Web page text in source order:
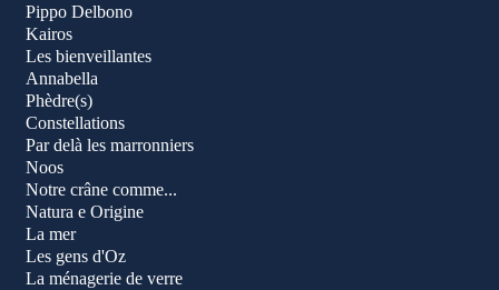
Pippo Delbono
Kairos
Les bienveillantes
Annabella
Phèdre(s)
Constellations
Par delà les marronniers
Noos
Notre crâne comme...
Natura e Origine
La mer
Les gens d'Oz
La ménagerie de verre